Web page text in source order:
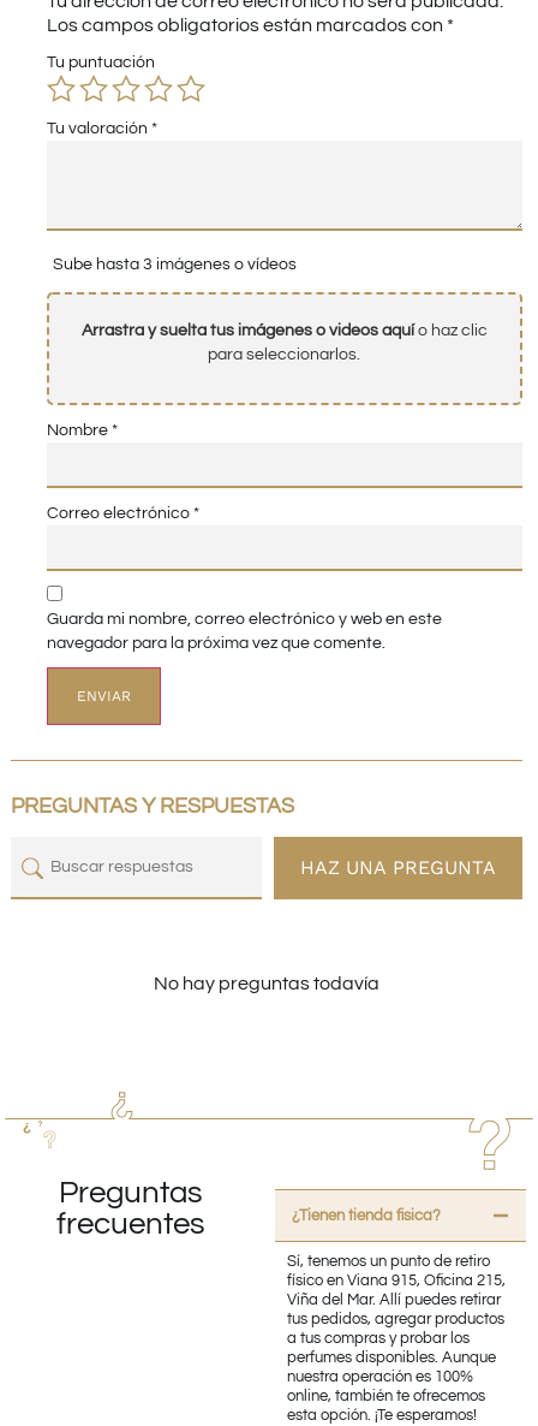
Los campos obligatorios están marcados con *
Tu puntuación
Tu valoración *
Sube hasta 3 imágenes o vídeos
Arrastra y suelta tus imágenes o videos aquío haz clic
para seleccionarlos.
Nombre *
Correo electrónico *
Guarda mi nombre, correo electrónico y web en este
navegador para la próxima vez que comente.
PREGUNTAS Y RESPUESTAS
HAZ UNA PREGUNTA
No hay preguntas todavía
Preguntas
frecuentes
¿Tienen tienda fisica?
Sí, tenemos un punto de retiro
físico en Viana 915, Oficina 215,
Viña del Mar. Allí puedes retirar
tus pedidos, agregar productos
a tus compras y probar los
perfumes disponibles. Aunque
nuestra operación es 100%
online, también te ofrecemos
esta opción. ¡Te esperamos!